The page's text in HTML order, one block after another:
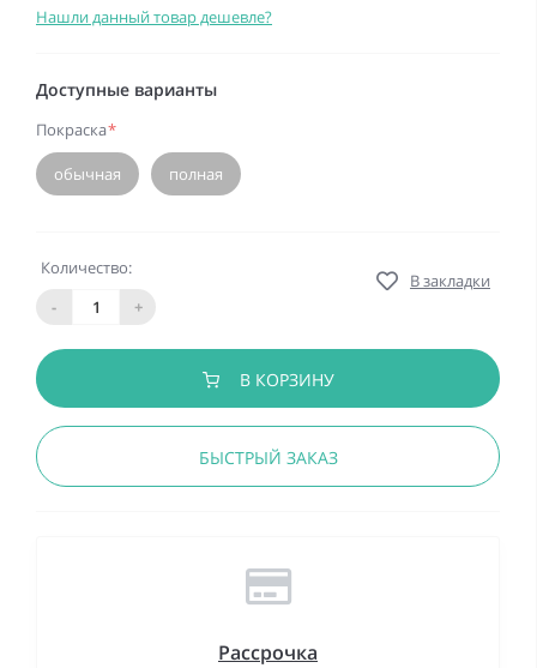
Нашли данный товар дешевле?
Доступные варианты
Покраска*
обычная полная
Количество:
-
+
В закладки
В КОРЗИНУ
БЫСТРЫЙ ЗАКАЗ
Рассрочка